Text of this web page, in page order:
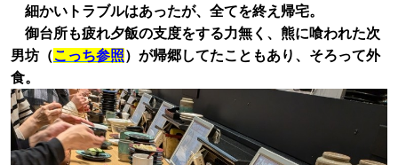
細かいトラブルはあったが、全てを終え帰宅。
御台所も疲れ夕飯の支度をする力無く、 熊に喰われた次
男坊（こっち参照）が帰郷してたこともあり、そろって外
食。